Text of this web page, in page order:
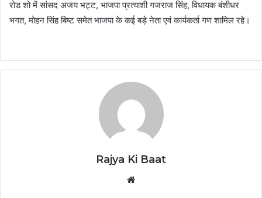
रोड शो में सांसद अजय भट्ट, भाजपा प्रत्याशी गजराज सिंह, विधायक बंशीधर
भगत, मोहन सिंह बिष्ट समेत भाजपा के कई बड़े नेता एवं कार्यकर्ता गण शामिल रहे।
Rajya Ki Baat